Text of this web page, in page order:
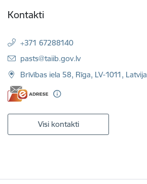
Kontakti
+371 67288140
E-pasts:
pasts@taiib.gov.lv
Brīvības iela 58, Rīga, LV-1011, Latvija
Visi kontakti